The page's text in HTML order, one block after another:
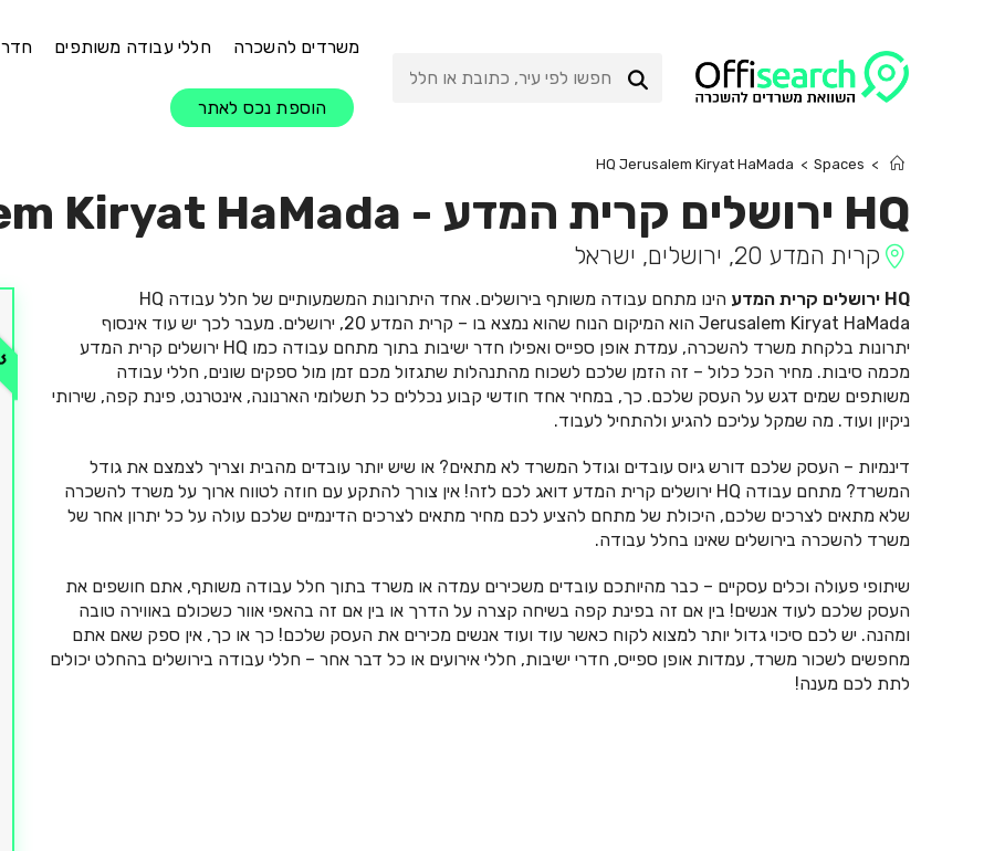
משרדים להשכרה חללי עבודה משותפים
הוספת נכס לאתר
>
Spaces
>
HQ Jerusalem Kiryat HaMada
HQ ירושלים קרית המדע -
Kiryat HaMada
קרית המדע 20, ירושלים, ישראל
HQ ירושלים קרית המדע
הינו מתחם עבודה משותף בירושלים. אחד היתרונות המשמעותיים של חלל עבודה HQ
Jerusalem Kiryat HaMada הוא המיקום הנוח שהוא נמצא בו – קרית המדע 20, ירושלים. מעבר לכך יש עוד אינסוף
יתרונות בלקחת משרד להשכרה, עמדת אופן ספייס ואפילו חדר ישיבות בתוך מתחם עבודה כמו HQ ירושלים קרית המדע
מכמה סיבות. מחיר הכל כלול – זה הזמן שלכם לשכוח מהתנהלות שתגזול מכם זמן מול ספקים שונים, חללי עבודה
משותפים שמים דגש על העסק שלכם. כך, במחיר אחד חודשי קבוע נכללים כל תשלומי הארנונה, אינטרנט, פינת קפה, שירותי
ניקיון ועוד. מה שמקל עליכם להגיע ולהתחיל לעבוד.
דינמיות – העסק שלכם דורש גיוס עובדים וגודל המשרד לא מתאים? או שיש יותר עובדים מהבית וצריך לצמצם את גודל
המשרד? מתחם עבודה HQ ירושלים קרית המדע דואג לכם לזה! אין צורך להתקע עם חוזה לטווח ארוך על משרד להשכרה
שלא מתאים לצרכים שלכם, היכולת של מתחם להציע לכם מחיר מתאים לצרכים הדינמיים שלכם עולה על כל יתרון אחר של
משרד להשכרה בירושלים שאינו בחלל עבודה.
שיתופי פעולה וכלים עסקיים – כבר מהיותכם עובדים משכירים עמדה או משרד בתוך חלל עבודה משותף, אתם חושפים את
העסק שלכם לעוד אנשים! בין אם זה בפינת קפה בשיחה קצרה על הדרך או בין אם זה בהאפי אוור כשכולם באווירה טובה
ומהנה. יש לכם סיכוי גדול יותר למצוא לקוח כאשר עוד ועוד אנשים מכירים את העסק שלכם! כך או כך, אין ספק שאם אתם
מחפשים לשכור משרד, עמדות אופן ספייס, חדרי ישיבות, חללי אירועים או כל דבר אחר – חללי עבודה בירושלים בהחלט יכולים
לתת לכם מענה!